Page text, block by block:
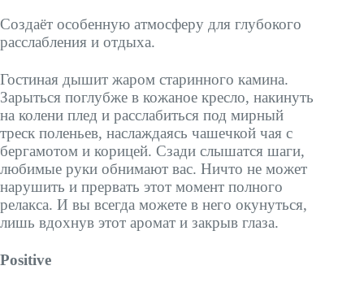
Создаёт особенную атмосферу для глубокого
расслабления и отдыха.
Гостиная дышит жаром старинного камина.
Зарыться поглубже в кожаное кресло, накинуть
на колени плед и расслабиться под мирный
треск поленьев, наслаждаясь чашечкой чая с
бергамотом и корицей. Сзади слышатся шаги,
любимые руки обнимают вас. Ничто не может
нарушить и прервать этот момент полного
релакса. И вы всегда можете в него окунуться,
лишь вдохнув этот аромат и закрыв глаза.
Positive